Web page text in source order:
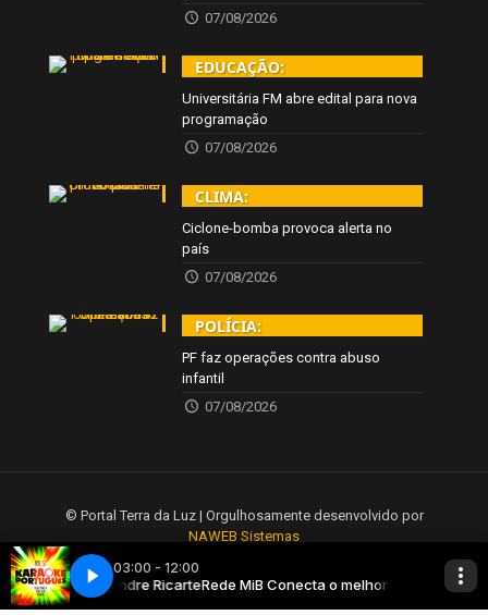
07/08/2026
EDUCAÇÃO:
Universitária FM abre edital para nova
programação
07/08/2026
CLIMA:
Ciclone-bomba provoca alerta no
país
07/08/2026
POLÍCIA:
PF faz operações contra abuso
infantil
07/08/2026
© Portal Terra da Luz | Orgulhosamente desenvolvido por
NAWEB Sistemas